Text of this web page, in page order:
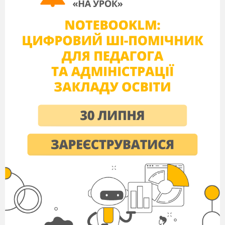
6.Гра «Назви предмет» (за таблицею
приголосних букв учні називають
предмети).
7.Читання тексту 3р по 1 хвилині.
Перевірка домашнього завдання.
Читання смішинок - веселинок
- Чому твори Миколи і Семена подібні?
- Поясніть татову відповідь?
-В якому класі вчилися діти?
- Про що була суперечка?
- Яка відповідь видалася найсмішнішою?
- Над чим сміється автор у вірші?
Мотивація навчальної діяльності.
Повідомлення теми уроку.
- Поговоримо?
- Про що?
- Про різне? Про те, що добре й добре не